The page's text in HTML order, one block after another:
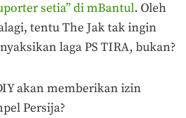
setia” di mBantul. Oleh
tentu The Jak tak ingin
laga PS TIRA, bukan?
akan memberikan izin
Persija?